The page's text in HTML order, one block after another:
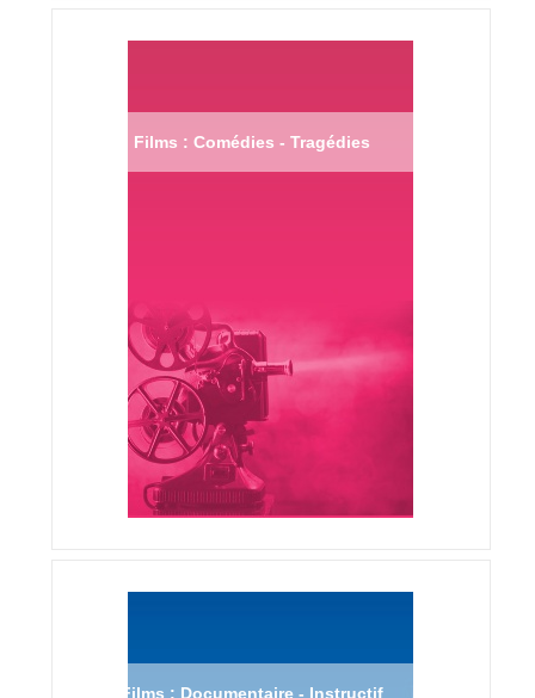
Films : Comédies - Tragédies
Films : Documentaire - Instructif